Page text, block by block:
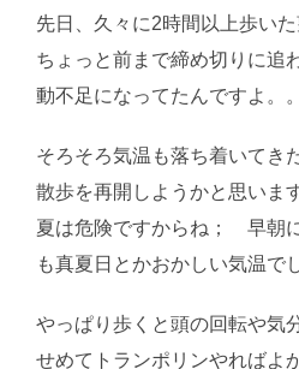
先日、久々に2時間以上歩い
ちょっと前まで締め切りに追
動不足になってたんですよ。。
そろそろ気温も落ち着いてき
散歩を再開しようかと思います
夏は危険ですからね； 早朝
も真夏日とかおかしい気温で
やっぱり歩くと頭の回転や気
せめてトランポリンやればよ